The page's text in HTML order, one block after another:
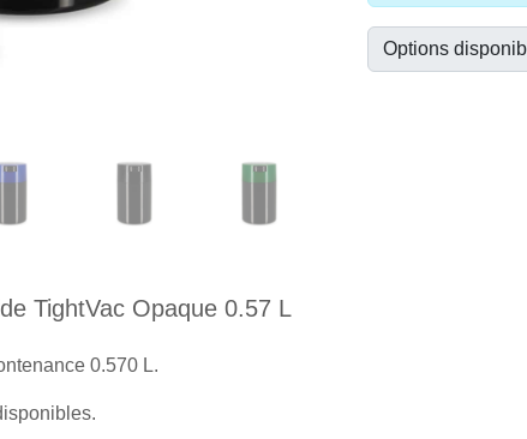
Options
TightVac Opaque 0.57 L
0.570 L.